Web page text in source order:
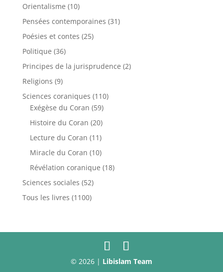
Orientalisme (10)
Pensées contemporaines (31)
Poésies et contes (25)
Politique (36)
Principes de la jurisprudence (2)
Religions (9)
Sciences coraniques (110)
Exégèse du Coran (59)
Histoire du Coran (20)
Lecture du Coran (11)
Miracle du Coran (10)
Révélation coranique (18)
Sciences sociales (52)
Tous les livres (1100)
© 2026 | Libislam Team